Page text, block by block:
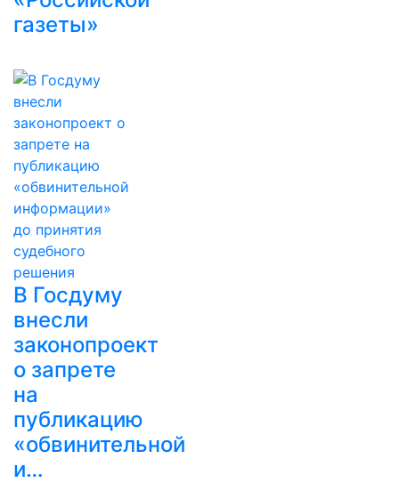
газеты»
В Госдуму
внесли
законопроект
о запрете
на
публикацию
«обвинительной
и…